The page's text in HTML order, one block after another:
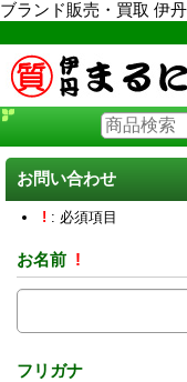
ブランド販売・買取 伊
お問い合わせ
! : 必須項目
お名前 !
フリガナ